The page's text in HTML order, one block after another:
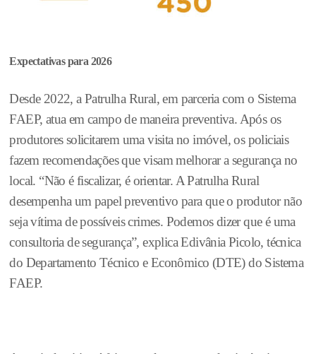
Expectativas para 2026
Desde 2022, a Patrulha Rural, em parceria com o Sistema
FAEP, atua em campo de maneira preventiva. Após os
produtores solicitarem uma visita no imóvel, os policiais
fazem recomendações que visam melhorar a segurança no
local. “Não é fiscalizar, é orientar. A Patrulha Rural
desempenha um papel preventivo para que o produtor não
seja vítima de possíveis crimes. Podemos dizer que é uma
consultoria de segurança”, explica Edivânia Picolo, técnica
do Departamento Técnico e Econômico (DTE) do Sistema
FAEP.